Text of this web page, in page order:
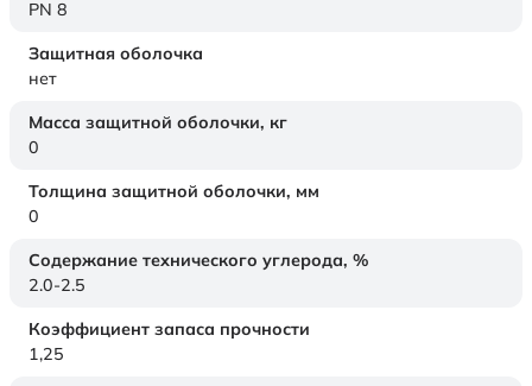
PN 8
Защитная оболочка
нет
Масса защитной оболочки, кг
0
Толщина защитной оболочки, мм
0
Содержание технического углерода, %
2.0-2.5
Коэффициент запаса прочности
1,25